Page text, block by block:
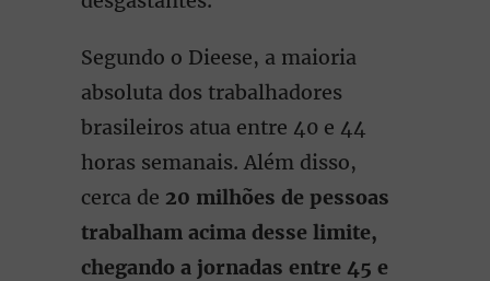
Segundo o Dieese, a maioria
absoluta dos trabalhadores
brasileiros atua entre 40 e 44
horas semanais. Além disso,
cerca de 20 milhões de pessoas
trabalham acima desse limite,
chegando a jornadas entre 45 e